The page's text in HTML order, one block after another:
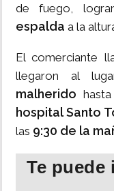
de fuego,
espalda a la
El comerciante
llegaron al
malherido
hospital Santo
las 9:30 de la
Te puede